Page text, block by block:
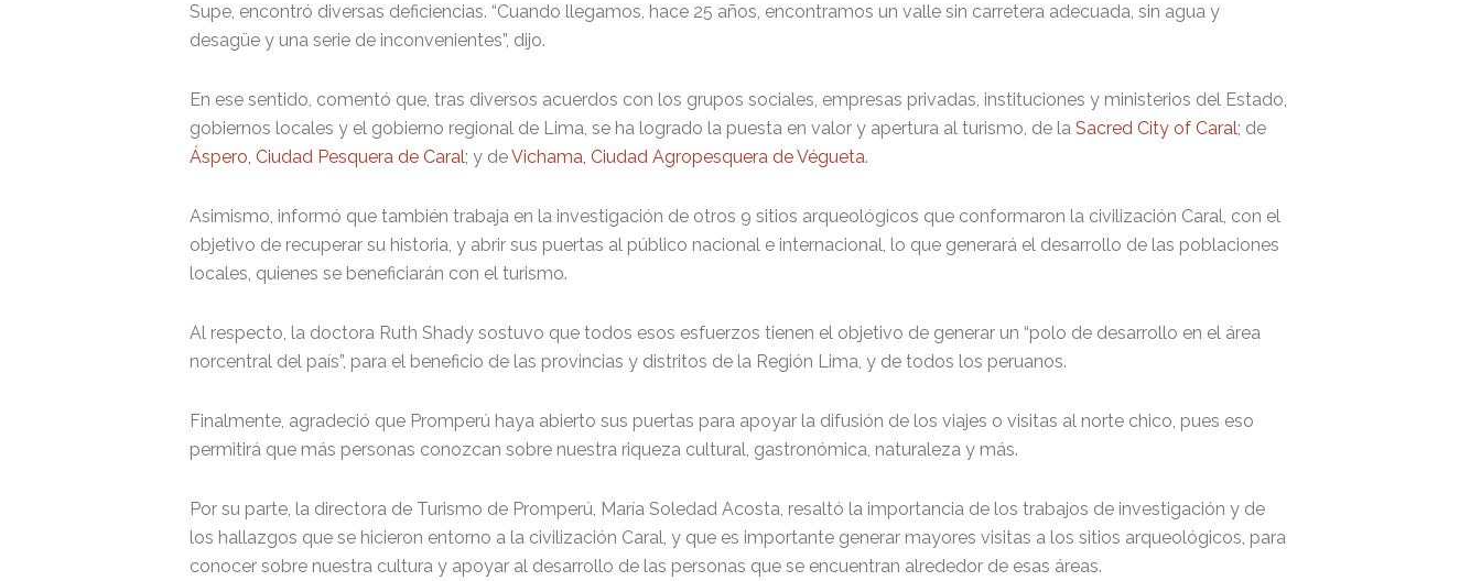
Supe, encontró diversas deficiencias. “Cuando llegamos, hace 25 años, encontramos un valle sin carretera adecuada, sin agua y
desagüe y una serie de inconvenientes”, dijo.
En ese sentido, comentó que, tras diversos acuerdos con los grupos sociales, empresas privadas, instituciones y ministerios del Estado,
gobiernos locales y el gobierno regional de Lima, se ha logrado la puesta en valor y apertura al turismo, de la Sacred City of Caral; de
Áspero, Ciudad Pesquera de Caral; y deVichama, Ciudad Agropesquera de Végueta.
Asimismo, informó que también trabaja en la investigación de otros 9 sitios arqueológicos que conformaron la civilización Caral, con el
objetivo de recuperar su historia, y abrir sus puertas al público nacional e internacional, lo que generará el desarrollo de las poblaciones
locales, quienes se beneficiarán con el turismo.
Al respecto, la doctora Ruth Shady sostuvo que todos esos esfuerzos tienen el objetivo de generar un “polo de desarrollo en el área
norcentral del país”, para el beneficio de las provincias y distritos de la Región Lima, y de todos los peruanos.
Finalmente, agradeció que Promperú haya abierto sus puertas para apoyar la difusión de los viajes o visitas al norte chico, pues eso
permitirá que más personas conozcan sobre nuestra riqueza cultural, gastronómica, naturaleza y más.
Por su parte, la directora de Turismo de Promperú, María Soledad Acosta, resaltó la importancia de los trabajos de investigación y de
los hallazgos que se hicieron entorno a la civilización Caral, y que es importante generar mayores visitas a los sitios arqueológicos, para
conocer sobre nuestra cultura y apoyar al desarrollo de las personas que se encuentran alrededor de esas áreas.